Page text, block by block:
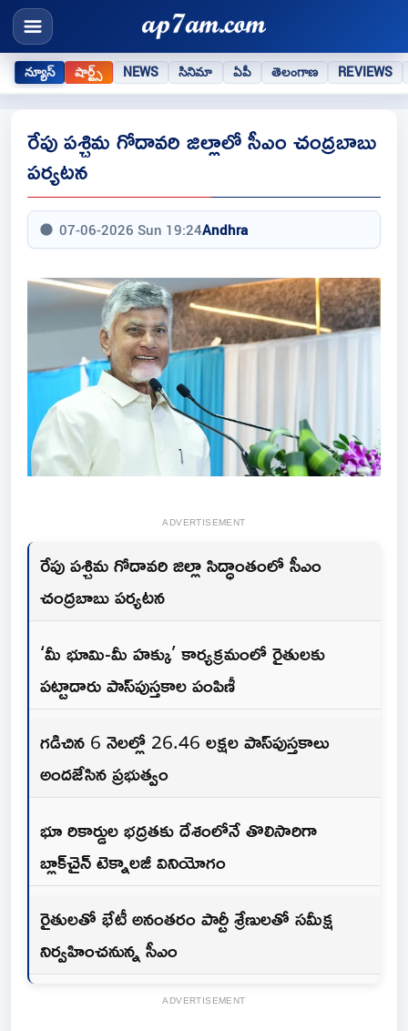
న్యూస్ షార్ట్స్ NEWS సినిమా ఏపీ తెలంగాణ REVIEWS
రేపు పశ్చిమ గోదావరి జిల్లాలో సీఎం చంద్రబాబు
పర్యటన
07-06-2026 Sun 19:24Andhra
ADVERTISEMENT
రేపు పశ్చిమ గోదావరి జిల్లా సిద్ధాంతంలో సీఎం
చంద్రబాబు పర్యటన
‘మీ భూమి-మీ హక్కు’ కార్యక్రమంలో రైతులకు
పట్టాదారు పాస్‌పుస్తకాల పంపిణీ
గడిచిన 6 నెలల్లో 26.46 లక్షల పాస్‌పుస్తకాలు
అందజేసిన ప్రభుత్వం
భూ రికార్డుల భద్రతకు దేశంలోనే తొలిసారిగా
బ్లాక్‌చైన్ టెక్నాలజీ వినియోగం
రైతులతో భేటీ అనంతరం పార్టీ శ్రేణులతో సమీక్ష
నిర్వహించనున్న సీఎం
ADVERTISEMENT